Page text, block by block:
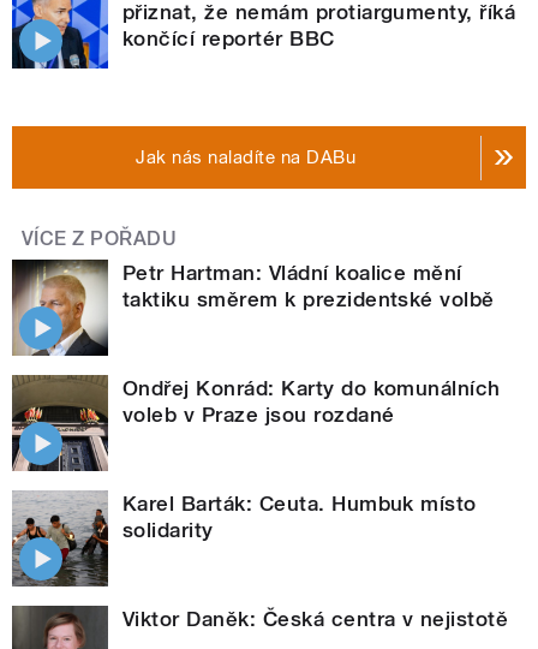
přiznat, že nemám protiargumenty, říká
končící reportér BBC
Jak nás naladíte na DABu
VÍCE Z POŘADU
Petr Hartman: Vládní koalice mění
taktiku směrem k prezidentské volbě
Ondřej Konrád: Karty do komunálních
voleb v Praze jsou rozdané
Karel Barták: Ceuta. Humbuk místo
solidarity
Viktor Daněk: Česká centra v nejistotě